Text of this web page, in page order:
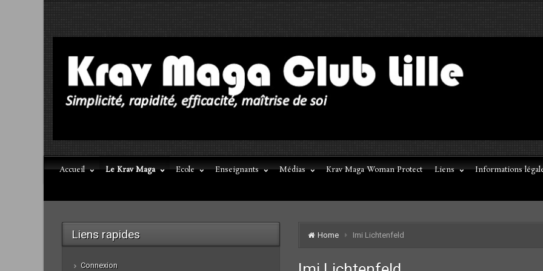
Accueil Le Krav Maga Ecole Enseignants Médias Krav Maga Woman Protect Liens Informations
Home Imi Lichtenfeld
Liens rapides
Connexion